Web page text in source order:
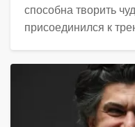
способна творить
присоединился к